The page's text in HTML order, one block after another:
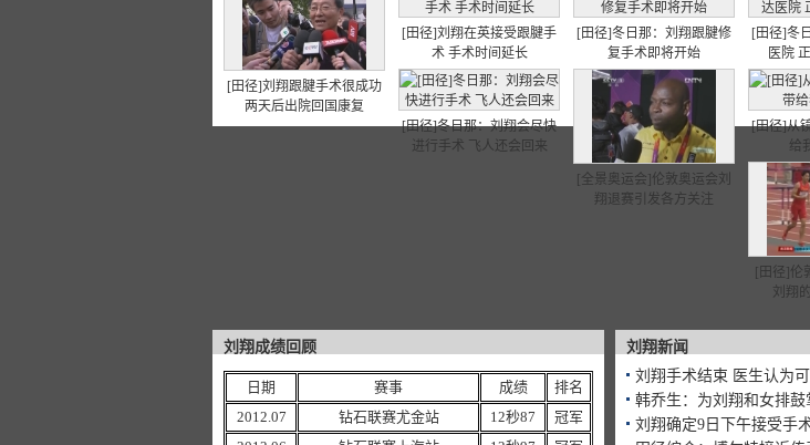
[田径]刘翔跟腱手术很成功
两天后出院回国康复
[田径]刘翔在英接受跟腱手
术 手术时间延长
[田径]冬日那：刘翔跟腱修
复手术即将开始
[田径]冬
医院
[田径]冬日那：刘翔会尽快
进行手术 飞人还会回来
[全景奥运会]伦敦奥运会刘
翔退赛引发各方关注
[田径]从
给
[田径]伦
刘翔
刘翔成绩回顾
日期 赛事 成绩
排名
2012.07
钻石联赛尤金站 12秒87
冠军
刘翔新闻
刘翔手术结束 医生认为
韩乔生：为刘翔和女排鼓
刘翔确定9日下午接受手